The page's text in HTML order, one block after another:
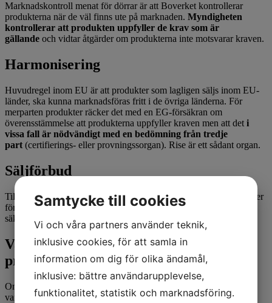
Marknadskontroll menat för dörrar är att Boverket kontrollerar
produkterna när de väl finns ute på marknaden. Myndigheten
kontrollerar att produkten uppfyller de krav som är
gällande och vidtar åtgärder om produkterna inte motsvarar kraven.
Harmonisering
Huvudregel inom EU är att produkter som lagligen säljs inom EU-
länder, ska kunna marknadsföras fritt i de övriga länderna. För
merparten produkter räcker det med en EG-försäkran om
överensstämmelse att produkterna uppfyller kraven men att det i
vissa fall är nödvändigt med en bedömning från tredje
part (certifierings- eller provningssorgan). Rise är ett sådant organ.
Säljförbud
Tillverkare och importörer ansvarar för en varas säkerhet. Produkter
förbjuds att släppas ut på marknaden om det är så att de inte anses
säkra utan istället kan orsaka ohälsa och olycksfall.
Varningsinformation och
produktåterkallelse
Om särskild risk finns kan leverantören åläggas att lämna utförlig
varningsinformation eller kalla tillbaka en produkt. Ett sådant
Samtycke till cookies
Vi och våra partners använder teknik,
inklusive cookies, för att samla in
information om dig för olika ändamål,
inklusive: bättre användarupplevelse,
funktionalitet, statistik och marknadsföring.